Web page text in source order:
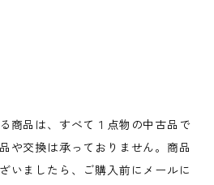
商品は、すべて１点物の中古品で
や交換は承っておりません。商品
いましたら、ご購入前にメールに